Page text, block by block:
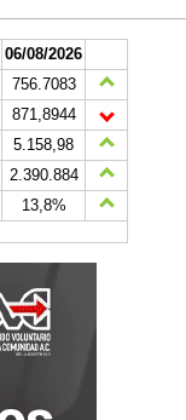
06/08/2026
756.7083
871,8944
5.158,98
2.390.884
13,8%